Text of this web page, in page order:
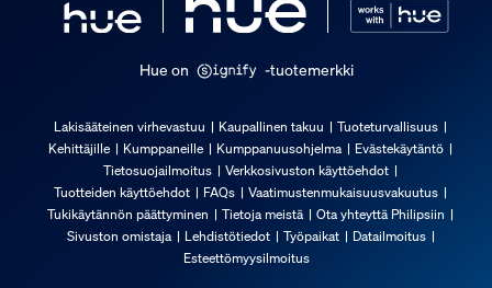
Bruttopaino
Pituus
Leveys
230 mm
Hue on -tuotemerkki
Lakisääteinen virhevastuu Kaupallinen takuu
Tuoteturvallisuus
Kehittäjille
Kumppaneille Kumppanuusohjelma
Evästekäytäntö
Tietosuojailmoitus
Verkkosivuston käyttöehdot
Tuotteiden käyttöehdot
FAQs
Vaatimustenmukaisuusvakuutus
Tukikäytännön päättyminen
Tietoja meistä
Ota yhteyttä Philipsiin
Sivuston omistaja
Lehdistötiedot Työpaikat
Datailmoitus
Esteettömyysilmoitus